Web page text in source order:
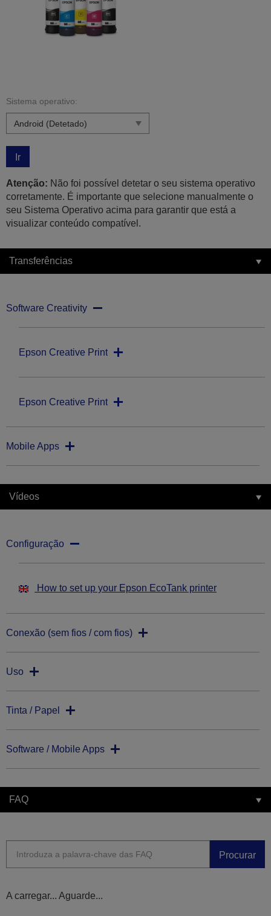
Sistema operativo:
Ir
Atenção: Não foi possível detetar o seu sistema operativo
corretamente. É importante que selecione manualmente o
seu Sistema Operativo acima para garantir que está a
visualizar conteúdo compatível.
Transferências
Software Creativity
Epson Creative Print
Epson Creative Print
Mobile Apps
Vídeos
Configuração
How to set up your Epson EcoTank printer
Conexão (sem fios / com fios)
Uso
Tinta / Papel
Software / Mobile Apps
FAQ
Procurar
A carregar... Aguarde...